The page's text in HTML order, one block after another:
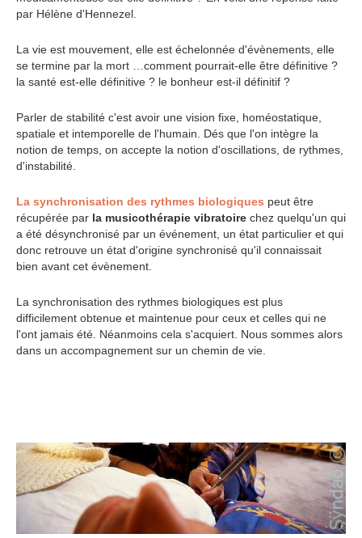
par Hélène d'Hennezel.
La vie est mouvement, elle est échelonnée d'évènements, elle
se termine par la mort …comment pourrait-elle être définitive ?
la santé est-elle définitive ? le bonheur est-il définitif ?
Parler de stabilité c'est avoir une vision fixe, homéostatique,
spatiale et intemporelle de l'humain. Dés que l'on intègre la
notion de temps, on accepte la notion d'oscillations, de rythmes,
d'instabilité.
La synchronisation des rythmes biologiques peut être
récupérée par la musicothérapie vibratoire chez quelqu'un qui
a été désynchronisé par un événement, un état particulier et qui
donc retrouve un état d'origine synchronisé qu'il connaissait
bien avant cet évènement.
La synchronisation des rythmes biologiques est plus
difficilement obtenue et maintenue pour ceux et celles qui ne
l'ont jamais été. Néanmoins cela s'acquiert. Nous sommes alors
dans un accompagnement sur un chemin de vie.